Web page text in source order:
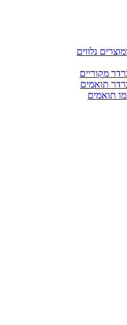
נלווים
מקוריים
תואמים
תואמים